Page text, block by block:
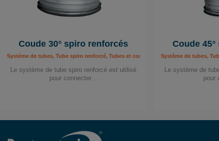
Coude 30° spiro renforcés
Système de tubes, Tube spiro renforcé, Tubes et composants
Le système de tube spiro renforcé est utilisé
pour connecter…
Coude
Système de tubes,
Le système de
pour